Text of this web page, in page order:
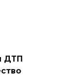
ДТП